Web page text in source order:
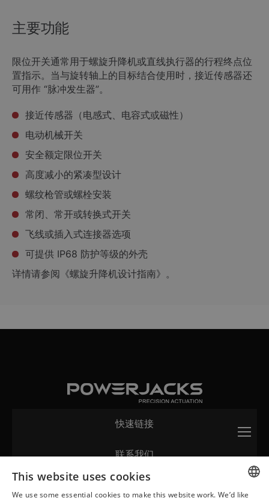
主要功能
限位开关通常用于螺旋升降机或直线执行器的行程终点位
置指示。当与旋转轴上的目标结合使用时，接近传感器还
可用作 “脉冲发生器”。
接近传感器（电感式、电容式或磁性）
电动机械开关
安全额定限位开关
高度减小的紧凑型设计
螺纹枪管或螺栓安装
常闭、常开或转换式开关
飞线或插入式连接器选项
可提供 IP68 防护等级的外壳
详情请参阅《螺旋升降机设计指南》。
快速链接
联系我们
This website uses cookies
We use some essential cookies to make this website work. We’d like